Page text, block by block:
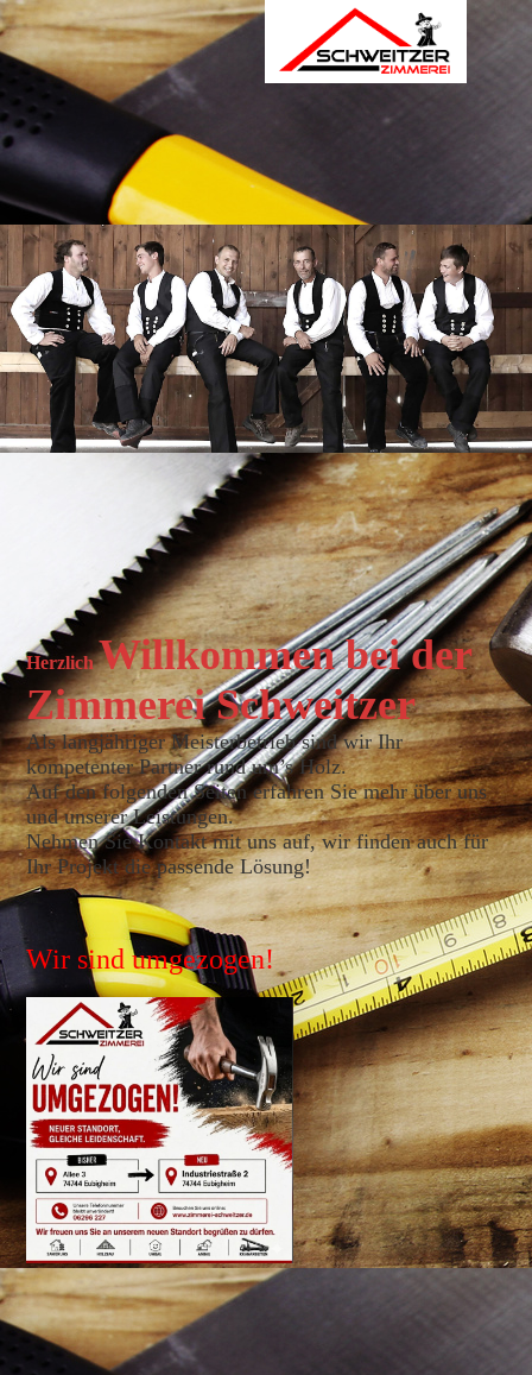
HerzlichWillkommen bei der
Zimmerei Schweitzer
Als langjähriger Meisterbetrieb sind wir Ihr
kompetenter Partner rund um’s Holz.
Auf den folgenden Seiten erfahren Sie mehr über uns
und unserer Leistungen.
Nehmen Sie Kontakt mit uns auf, wir finden auch für
Ihr Projekt die passende Lösung!
Wir sind umgezogen!